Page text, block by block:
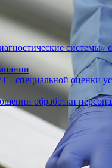
системы»
- специальной оценки
обработки